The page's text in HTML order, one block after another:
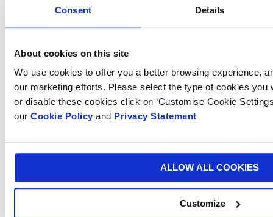
Consent Details
About cookies on this site
We use cookies to offer you a better browsing experience,
our marketing efforts. Please select the type of cookies you
or disable these cookies click on ‘Customise Cookie
our Cookie Policy and Privacy Statement
ALLOW ALL COOKIES
Customize